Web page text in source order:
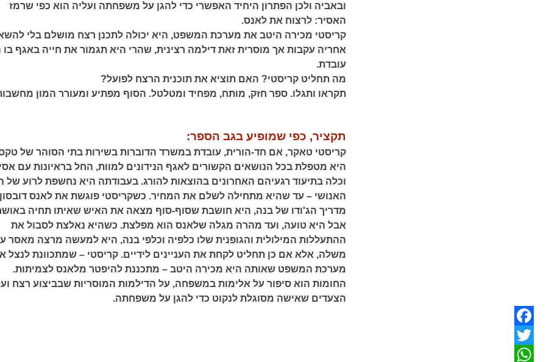
ובאביה ולכן הפתרון היחיד האפשרי כדי להגן על משפחתה ועליה הוא כפי שרמז
האסיר: לרצוח את לאנס.
קריסטי מכירה היטב את מערכת המשפט, היא יכולה לתכנן רצח מושלם בלי
אחריה עקבות אך מוסרית זאת דילמה רצינית, שהרי היא תגמור את חייה באגף בו
עובדת.
מה תחליט קריסטי? האם תוציא את תוכנית הרצח לפועל?
תקראו ותגלו. ספר חזק, מותח, מפחיד ומטלטל. הסוף מפתיע ומעורר המון
תקציר, כפי שמופיע בגב הספר:
קריסטי טאקר, אם חד-הורית, עובדת במשרד הדוברות בשירות בתי הסוהר של
היא מטפלת בכל הנושאים הקשורים לאגף הנידונים למוות, החל בראיונות עם
וכלה בתיעוד רגעיהם האחרונים בהוצאות להורג. בעבודתה היא נחשפת לרוע של
האנושי – עד שהיא מתחילה לשלם את המחיר. כשקריסטי פוגשת את לאנס
מדריך הג'ודו של בנה, היא חושבת שסוף-סוף מצאה את האיש שאיתו תחיה
אבל היא טועה, ועד מהרה מגלה שלאנס הוא מפלצת. כשהיא נאלצת לסבול את
ההתעללות המילולית והגופנית שלו כלפיה וכלפי בנה, היא למעשה מרצה מאסר
משלה, אלא אם כן תחליט לקחת את העניינים לידיים. קריסטי – שמתכוונת לנצל
מערכת המשפט שאותה היא מכירה היטב – מתכננת להיפטר מלאנס לצמיתות.
החומות הוא סיפור על אלימות במשפחה, על הדילמות המוסריות שבביצוע רצח
הצעדים שאישה מסוגלת לנקוט כדי להגן על משפחתה.
Facebook
Twitter